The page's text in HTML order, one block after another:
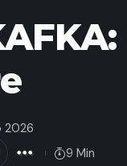
2026
9 Min